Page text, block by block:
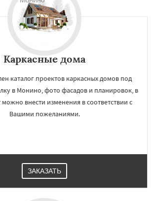
Каркасные дома
каталог проектов каркасных домов под
в Монино, фото фасадов и планировок, в
внести изменения в соответствии с
Вашими пожеланиями.
ЗАКАЗАТЬ